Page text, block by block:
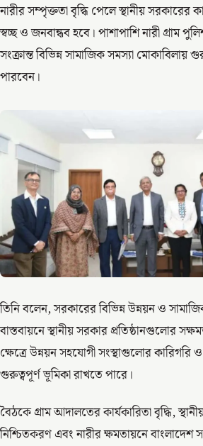
নারীর সম্পৃক্ততা বৃদ্ধি পেলে স্থানীয় সরকারের
স্বচ্ছ ও জনবান্ধব হবে। পাশাপাশি নারী গ্রাম
সংক্রান্ত বিভিন্ন সামাজিক সমস্যা মোকাবিলায়
পারবেন।
তিনি বলেন, সরকারের বিভিন্ন উন্নয়ন ও
বাস্তবায়নে স্থানীয় সরকার প্রতিষ্ঠানগুলোর
ক্ষেত্রে উন্নয়ন সহযোগী সংস্থাগুলোর কারিগরি ও
গুরুত্বপূর্ণ ভূমিকা রাখতে পারে।
বৈঠকে গ্রাম আদালতের কার্যকারিতা বৃদ্ধি,
নিশ্চিতকরণ এবং নারীর ক্ষমতায়নে